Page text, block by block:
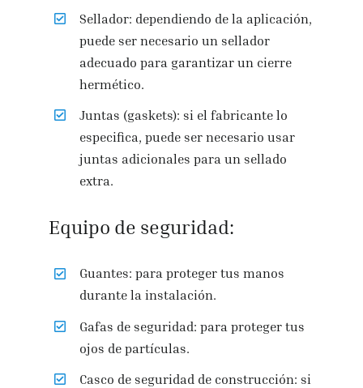
Sellador: dependiendo de la aplicación,
puede ser necesario un sellador
adecuado para garantizar un cierre
hermético.
Juntas (gaskets): si el fabricante lo
especifica, puede ser necesario usar
juntas adicionales para un sellado
extra.
Equipo de seguridad:
Guantes: para proteger tus manos
durante la instalación.
Gafas de seguridad: para proteger tus
ojos de partículas.
Casco de seguridad de construcción: si